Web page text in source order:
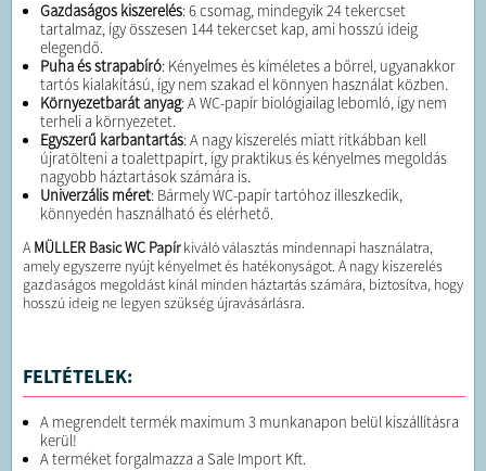
Gazdaságos kiszerelés: 6 csomag, mindegyik 24 tekercset
tartalmaz, így összesen 144 tekercset kap, ami hosszú ideig
elegendő.
Puha és strapabíró: Kényelmes és kíméletes a bőrrel, ugyanakkor
tartós kialakítású, így nem szakad el könnyen használat közben.
Környezetbarát anyag: A WC-papír biológiailag lebomló, így nem
terheli a környezetet.
Egyszerű karbantartás: A nagy kiszerelés miatt ritkábban kell
újratölteni a toalettpapírt, így praktikus és kényelmes megoldás
nagyobb háztartások számára is.
Univerzális méret: Bármely WC-papír tartóhoz illeszkedik,
könnyedén használható és elérhető.
AMÜLLER Basic WC Papírkiváló választás mindennapi használatra,
amely egyszerre nyújt kényelmet és hatékonyságot. A nagy kiszerelés
gazdaságos megoldást kínál minden háztartás számára, biztosítva, hogy
hosszú ideig ne legyen szükség újravásárlásra.
FELTÉTELEK:
A megrendelt termék maximum 3 munkanapon belül kiszállításra
kerül!
A terméket forgalmazza a Sale Import Kft.